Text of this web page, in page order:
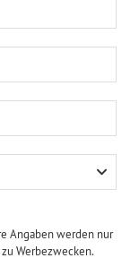
Angaben werden nur
Werbezwecken.